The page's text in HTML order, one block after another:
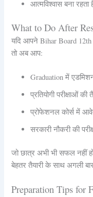
आत्मविश्वास बना रहता
What to Do After
यदि आपने Bihar Board 12th
तो अब आप:
Graduation में
प्रतियोगी परीक्षाओं
प्रोफेशनल कोर्स में
सरकारी नौकरी की
जो छात्र अभी भी सफल नहीं
बेहतर तैयारी के साथ अगली
Preparation Tips for